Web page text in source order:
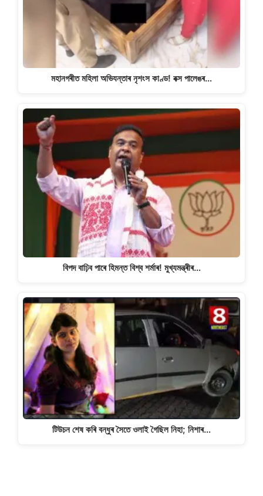
মহানগৰীত মহিলা অভিযন্তাৰ নৃশংস কাণ্ড! বক্স পালেঙৰ…
বিপদ বাঢ়িব পাৰে হিমন্ত বিশ্ব শৰ্মাৰ! মুখ্যমন্ত্ৰীৰ…
টিউচন শেষ কৰি বন্ধুৰ সৈতে ওলাই গৈছিল নিহা; নিশাৰ…